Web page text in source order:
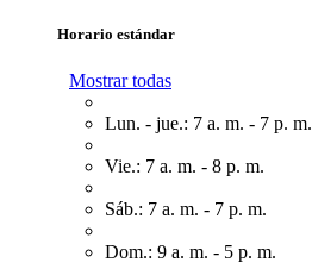
Horario estándar
Mostrar todas
Lun. - jue.: 7 a. m. - 7 p. m.
Vie.: 7 a. m. - 8 p. m.
Sáb.: 7 a. m. - 7 p. m.
Dom.: 9 a. m. - 5 p. m.